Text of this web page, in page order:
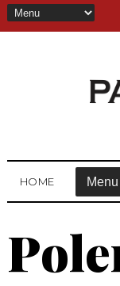
HOME